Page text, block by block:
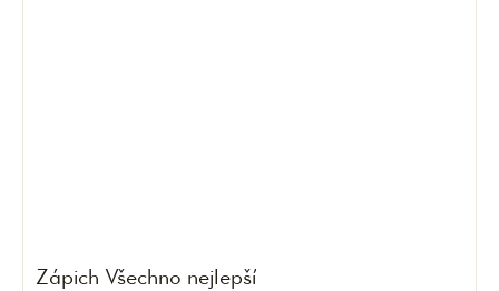
Zápich Všechno nejlepší